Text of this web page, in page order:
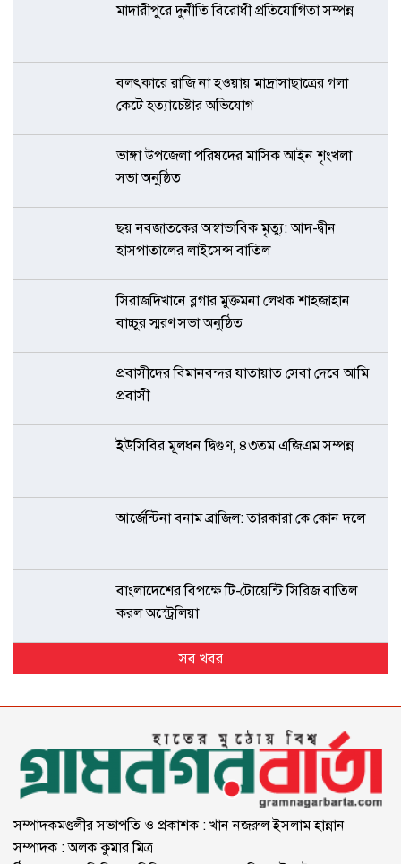
মাদারীপুরে দুর্নীতি বিরোধী প্রতিযোগিতা সম্পন্ন
বলৎকারে রাজি না হওয়ায় মাদ্রাসাছাত্রের গলা
কেটে হত্যাচেষ্টার অভিযোগ
ভাঙ্গা উপজেলা পরিষদের মাসিক আইন শৃংখলা
সভা অনুষ্ঠিত
ছয় নবজাতকের অস্বাভাবিক মৃত্যু: আদ-দ্বীন
হাসপাতালের লাইসেন্স বাতিল
সিরাজদিখানে ব্লগার মুক্তমনা লেখক শাহজাহান
বাচ্চুর স্মরণ সভা অনুষ্ঠিত
প্রবাসীদের বিমানবন্দর যাতায়াত সেবা দেবে আমি
প্রবাসী
ইউসিবির মূলধন দ্বিগুণ, ৪৩তম এজিএম সম্পন্ন
আর্জেন্টিনা বনাম ব্রাজিল: তারকারা কে কোন দলে
বাংলাদেশের বিপক্ষে টি-টোয়েন্টি সিরিজ বাতিল
করল অস্ট্রেলিয়া
সব খবর
সম্পাদকমণ্ডলীর সভাপতি ও প্রকাশক : খান নজরুল ইসলাম হান্নান
সম্পাদক : অলক কুমার মিত্র